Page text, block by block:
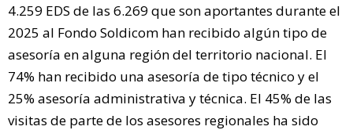
4.259 EDS de las 6.269 que son aportantes durante el
2025 al Fondo Soldicom han recibido algún tipo de
asesoría en alguna región del territorio nacional. El
74% han recibido una asesoría de tipo técnico y el
25% asesoría administrativa y técnica. El 45% de las
visitas de parte de los asesores regionales ha sido